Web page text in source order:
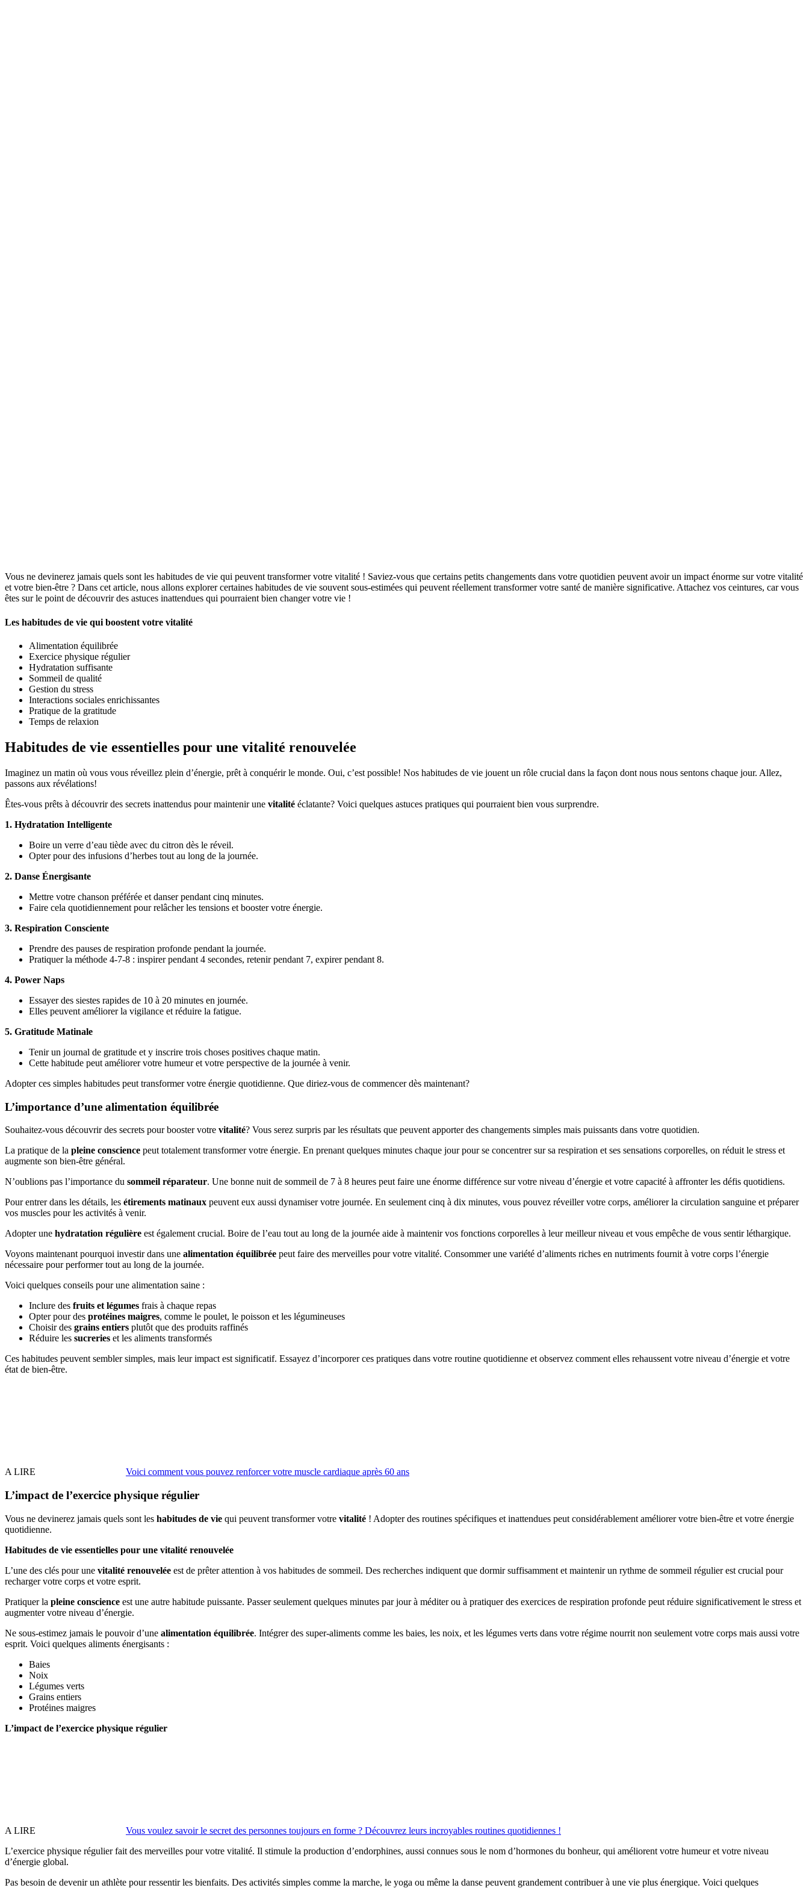
Vous ne devinerez jamais quels sont les habitudes de vie qui peuvent transformer votre vitalité ! Saviez-vous que certains petits changements dans votre quotidien peuvent avoir un impact énorme sur votre vitalité
et votre bien-être ? Dans cet article, nous allons explorer certaines habitudes de vie souvent sous-estimées qui peuvent réellement transformer votre santé de manière significative. Attachez vos ceintures, car vous
êtes sur le point de découvrir des astuces inattendues qui pourraient bien changer votre vie !
Les habitudes de vie qui boostent votre vitalité
Alimentation équilibrée
Exercice physique régulier
Hydratation suffisante
Sommeil de qualité
Gestion du stress
Interactions sociales enrichissantes
Pratique de la gratitude
Temps de relaxion
Habitudes de vie essentielles pour une vitalité renouvelée
Imaginez un matin où vous vous réveillez plein d’énergie, prêt à conquérir le monde. Oui, c’est possible! Nos habitudes de vie jouent un rôle crucial dans la façon dont nous nous sentons chaque jour. Allez,
passons aux révélations!
Êtes-vous prêts à découvrir des secrets inattendus pour maintenir une vitalité éclatante? Voici quelques astuces pratiques qui pourraient bien vous surprendre.
1. Hydratation Intelligente
Boire un verre d’eau tiède avec du citron dès le réveil.
Opter pour des infusions d’herbes tout au long de la journée.
2. Danse Énergisante
Mettre votre chanson préférée et danser pendant cinq minutes.
Faire cela quotidiennement pour relâcher les tensions et booster votre énergie.
3. Respiration Consciente
Prendre des pauses de respiration profonde pendant la journée.
Pratiquer la méthode 4-7-8 : inspirer pendant 4 secondes, retenir pendant 7, expirer pendant 8.
4. Power Naps
Essayer des siestes rapides de 10 à 20 minutes en journée.
Elles peuvent améliorer la vigilance et réduire la fatigue.
5. Gratitude Matinale
Tenir un journal de gratitude et y inscrire trois choses positives chaque matin.
Cette habitude peut améliorer votre humeur et votre perspective de la journée à venir.
Adopter ces simples habitudes peut transformer votre énergie quotidienne. Que diriez-vous de commencer dès maintenant?
L’importance d’une alimentation équilibrée
Souhaitez-vous découvrir des secrets pour booster votre vitalité? Vous serez surpris par les résultats que peuvent apporter des changements simples mais puissants dans votre quotidien.
La pratique de la pleine conscience peut totalement transformer votre énergie. En prenant quelques minutes chaque jour pour se concentrer sur sa respiration et ses sensations corporelles, on réduit le stress et
augmente son bien-être général.
N’oublions pas l’importance du sommeil réparateur. Une bonne nuit de sommeil de 7 à 8 heures peut faire une énorme différence sur votre niveau d’énergie et votre capacité à affronter les défis quotidiens.
Pour entrer dans les détails, les étirements matinaux peuvent eux aussi dynamiser votre journée. En seulement cinq à dix minutes, vous pouvez réveiller votre corps, améliorer la circulation sanguine et préparer
vos muscles pour les activités à venir.
Adopter une hydratation régulière est également crucial. Boire de l’eau tout au long de la journée aide à maintenir vos fonctions corporelles à leur meilleur niveau et vous empêche de vous sentir léthargique.
Voyons maintenant pourquoi investir dans une alimentation équilibrée peut faire des merveilles pour votre vitalité. Consommer une variété d’aliments riches en nutriments fournit à votre corps l’énergie
nécessaire pour performer tout au long de la journée.
Voici quelques conseils pour une alimentation saine :
Inclure des fruits et légumes frais à chaque repas
Opter pour des protéines maigres, comme le poulet, le poisson et les légumineuses
Choisir des grains entiers plutôt que des produits raffinés
Réduire les sucreries et les aliments transformés
Ces habitudes peuvent sembler simples, mais leur impact est significatif. Essayez d’incorporer ces pratiques dans votre routine quotidienne et observez comment elles rehaussent votre niveau d’énergie et votre
état de bien-être.
A LIRE Voici comment vous pouvez renforcer votre muscle cardiaque après 60 ans
L’impact de l’exercice physique régulier
Vous ne devinerez jamais quels sont les habitudes de vie qui peuvent transformer votre vitalité ! Adopter des routines spécifiques et inattendues peut considérablement améliorer votre bien-être et votre énergie
quotidienne.
Habitudes de vie essentielles pour une vitalité renouvelée
L’une des clés pour une vitalité renouvelée est de prêter attention à vos habitudes de sommeil. Des recherches indiquent que dormir suffisamment et maintenir un rythme de sommeil régulier est crucial pour
recharger votre corps et votre esprit.
Pratiquer la pleine conscience est une autre habitude puissante. Passer seulement quelques minutes par jour à méditer ou à pratiquer des exercices de respiration profonde peut réduire significativement le stress et
augmenter votre niveau d’énergie.
Ne sous-estimez jamais le pouvoir d’une alimentation équilibrée. Intégrer des super-aliments comme les baies, les noix, et les légumes verts dans votre régime nourrit non seulement votre corps mais aussi votre
esprit. Voici quelques aliments énergisants :
Baies
Noix
Légumes verts
Grains entiers
Protéines maigres
L’impact de l’exercice physique régulier
A LIRE
Vous voulez savoir le secret des personnes toujours en forme ? Découvrez leurs incroyables routines quotidiennes !
L’exercice physique régulier fait des merveilles pour votre vitalité. Il stimule la production d’endorphines, aussi connues sous le nom d’hormones du bonheur, qui améliorent votre humeur et votre niveau
d’énergie global.
Pas besoin de devenir un athlète pour ressentir les bienfaits. Des activités simples comme la marche, le yoga ou même la danse peuvent grandement contribuer à une vie plus énergique. Voici quelques